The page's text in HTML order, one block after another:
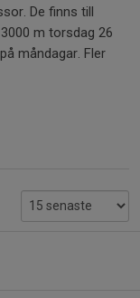
De finns till
m torsdag 26
måndagar. Fler